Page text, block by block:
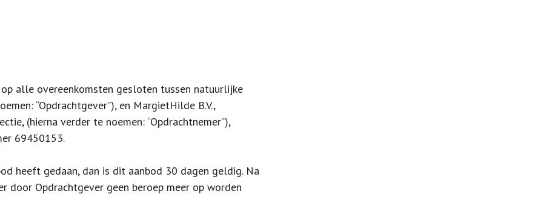
alle overeenkomsten gesloten tussen natuurlijke
“Opdrachtgever”), en MargietHilde B.V.,
(hierna verder te noemen: “Opdrachtnemer”),
69450153.
heeft gedaan, dan is dit aanbod 30 dagen geldig. Na
Opdrachtgever geen beroep meer op worden